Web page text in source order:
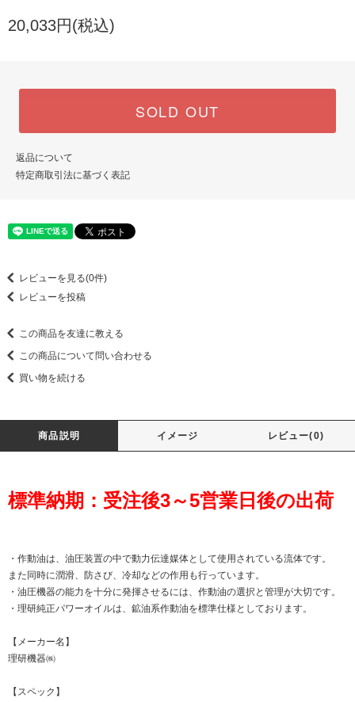
20,033円(税込)
SOLD OUT
返品について
特定商取引法に基づく表記
レビューを見る(0件)
レビューを投稿
この商品を友達に教える
この商品について問い合わせる
買い物を続ける
商品説明 イメージ レビュー(0)
標準納期：受注後3～5営業日後の出荷
・作動油は、油圧装置の中で動力伝達媒体として使用されている流体です。
また同時に潤滑、防さび、冷却などの作用も行っています。
・油圧機器の能力を十分に発揮させるには、作動油の選択と管理が大切です。
・理研純正パワーオイルは、鉱油系作動油を標準仕様としております。
【メーカー名】
理研機器㈱
【スペック】